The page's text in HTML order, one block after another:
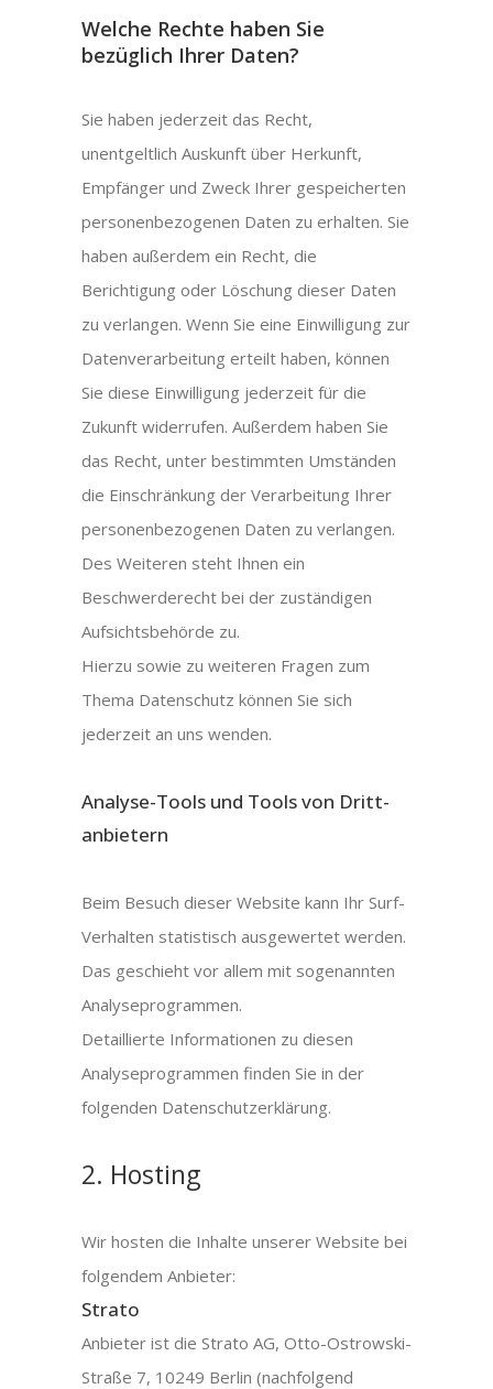
Welche Rechte haben Sie
bezüglich Ihrer Daten?
Sie haben jederzeit das Recht,
unentgeltlich Auskunft über Herkunft,
Empfänger und Zweck Ihrer gespeicherten
personenbezogenen Daten zu erhalten. Sie
haben außerdem ein Recht, die
Berichtigung oder Löschung dieser Daten
zu verlangen. Wenn Sie eine Einwilligung zur
Datenverarbeitung erteilt haben, können
Sie diese Einwilligung jederzeit für die
Zukunft widerrufen. Außerdem haben Sie
das Recht, unter bestimmten Umständen
die Einschränkung der Verarbeitung Ihrer
personenbezogenen Daten zu verlangen.
Des Weiteren steht Ihnen ein
Beschwerderecht bei der zuständigen
Aufsichtsbehörde zu.
Hierzu sowie zu weiteren Fragen zum
Thema Datenschutz können Sie sich
jederzeit an uns wenden.
Analyse-Tools und Tools von Dritt­
anbietern
Beim Besuch dieser Website kann Ihr Surf-
Verhalten statistisch ausgewertet werden.
Das geschieht vor allem mit sogenannten
Analyseprogrammen.
Detaillierte Informationen zu diesen
Analyseprogrammen finden Sie in der
folgenden Datenschutzerklärung.
2. Hosting
Wir hosten die Inhalte unserer Website bei
folgendem Anbieter:
Strato
Anbieter ist die Strato AG, Otto-Ostrowski-
Straße 7, 10249 Berlin (nachfolgend